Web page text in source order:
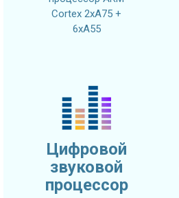
Cortex 2xA75 +
6xA55
Цифровой
звуковой
процессор